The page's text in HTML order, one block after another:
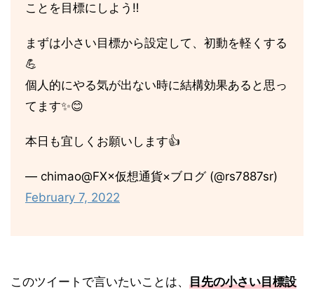
ことを目標にしよう‼️
まずは小さい目標から設定して、初動を軽くする
💪
個人的にやる気が出ない時に結構効果あると思っ
てます✨😊
本日も宜しくお願いします👍
— chimao@FX×仮想通貨×ブログ (@rs7887sr)
February 7, 2022
このツイートで言いたいことは、 目先の小さい目標設